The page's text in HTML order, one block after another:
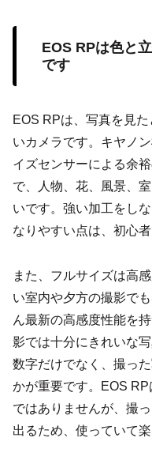
EOS RPは色と
です
EOS RPは、写真を見
いカメラです。キヤノ
イズセンサーによる余
で、人物、花、風景、
いです。強い加工をし
なりやすい点は、初心
また、フルサイズは高
い室内や夕方の撮影で
ん最新の高感度性能を
影では十分にきれいな
数字だけでなく、撮っ
かが重要です。EOS
ではありませんが、撮
出るため、使っていて楽